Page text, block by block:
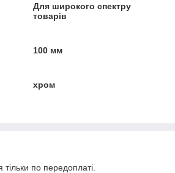
Для широкого спектру
товарів
100 мм
хром
тільки по передоплаті.